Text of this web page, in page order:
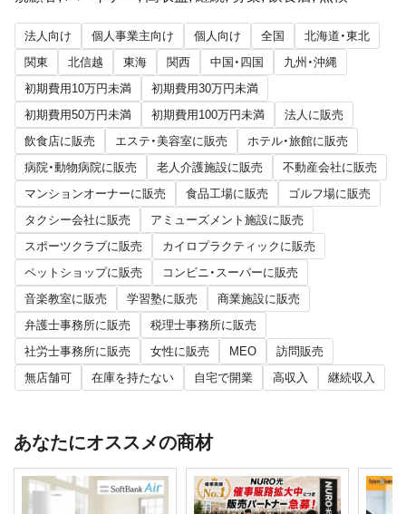
法人向け 個人事業主向け 個人向け 全国
北海道・東北
関東
北信越 東海 関西 中国・四国
九州・沖縄
初期費用10万円未満
初期費用30万円未満
初期費用50万円未満
初期費用100万円未満
法人に販売
飲食店に販売
エステ・美容室に販売
ホテル・旅館に販売
病院・動物病院に販売
老人介護施設に販売
不動産会社に販売
マンションオーナーに販売
食品工場に販売
ゴルフ場に販売
タクシー会社に販売
アミューズメント施設に販売
スポーツクラブに販売
カイロプラクティックに販売
ペットショップに販売
コンビニ・スーパーに販売
音楽教室に販売
学習塾に販売
商業施設に販売
弁護士事務所に販売
税理士事務所に販売
社労士事務所に販売
女性に販売 MEO
訪問販売
無店舗可
在庫を持たない 自宅で開業 高収入 継続収入
あなたにオススメの商材